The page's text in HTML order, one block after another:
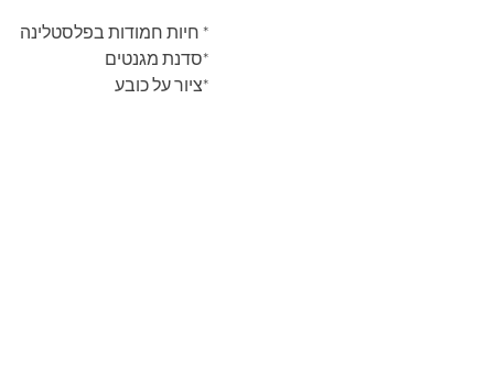
* חיות חמודות בפלסטלינה
*סדנת מגנטים
*ציור על כובע